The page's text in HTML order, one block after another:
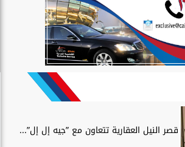
قصر النيل العقارية تتعاون مع ”جيه إل إل”...